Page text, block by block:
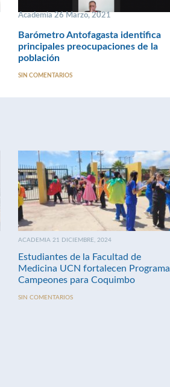
Academia 26 Marzo, 2021
Barómetro Antofagasta identifica
principales preocupaciones de la
población
SIN COMENTARIOS
ACADEMIA 21 DICIEMBRE, 2024
Estudiantes de la Facultad de
Medicina UCN fortalecen Programa
Campeones para Coquimbo
SIN COMENTARIOS